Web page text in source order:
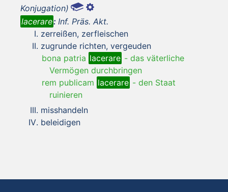
Konjugation)
lacerare: Inf. Präs. Akt.
zerreißen, zerfleischen
zugrunde richten, vergeuden
bona patria lacerare - das väterliche
Vermögen durchbringen
rem publicam lacerare - den Staat
ruinieren
misshandeln
beleidigen